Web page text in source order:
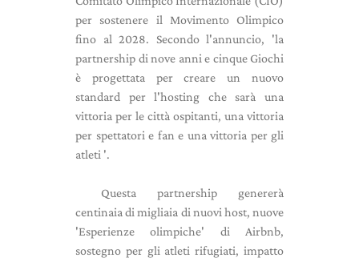
per sostenere il Movimento Olimpico
fino al 2028. Secondo l'annuncio, 'la
partnership di nove anni e cinque Giochi
è progettata per creare un nuovo
standard per l'hosting che sarà una
vittoria per le città ospitanti, una vittoria
per spettatori e fan e una vittoria per gli
atleti '.
Questa partnership genererà
centinaia di migliaia di nuovi host, nuove
'Esperienze olimpiche' di Airbnb,
sostegno per gli atleti rifugiati, impatto